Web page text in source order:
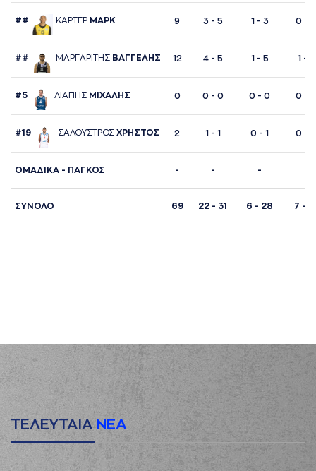
## ΚAΡΤΕΡ ΜAΡΚ 9 3 - 5 1 - 3 0 - 0
## ΜAΡΓAΡΙΤΗΣ ΒAΓΓΕΛΗΣ 12 4 - 5 1 - 5 1 - 2
#5 ΛΙAΠΗΣ ΜΙΧAΛΗΣ 0 0 - 0 0 - 0 0 - 0
#19 ΣAΛΟΥΣΤΡΟΣ ΧΡΗΣΤΟΣ 2 1 - 1 0 - 1 0 - 0
ΟΜΑΔΙΚΑ - ΠΑΓΚΟΣ - - - -
ΣΥΝΟΛΟ 69 22 - 31 6 - 28 7 -
ΤΕΛΕΥΤΑΙΑ ΝΕΑ